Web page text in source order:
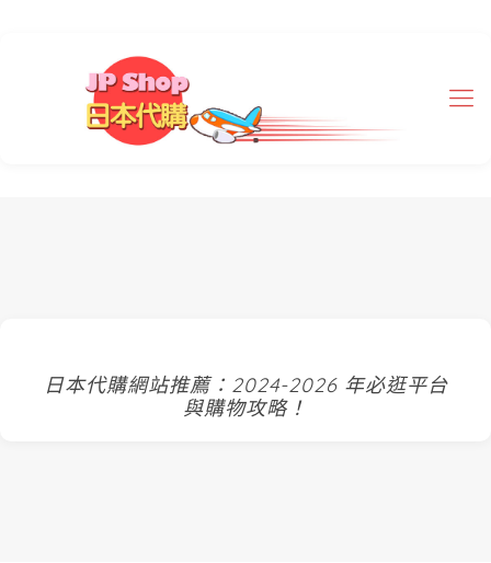
日本代購網站推薦：2024-2026 年必逛平台
與購物攻略！